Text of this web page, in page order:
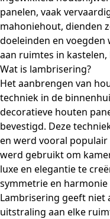
panelen, vaak
mahoniehout, dienden
doeleinden en
aan ruimtes in
Wat is lambrisering?
Het aanbrengen van
techniek in de
decoratieve houten
bevestigd. Deze
en werd vooral populair
werd gebruikt om
luxe en elegantie te
symmetrie en
Lambrisering geeft niet
uitstraling aan elke